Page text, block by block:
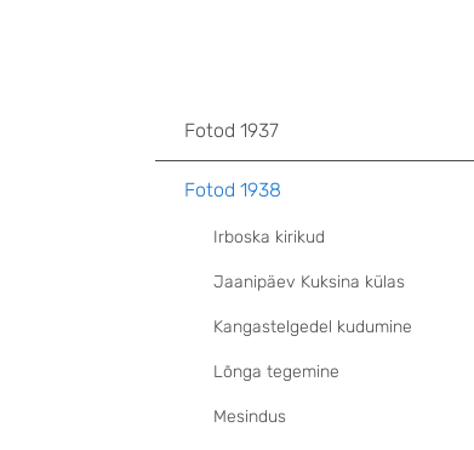
Fotod 1937
Fotod 1938
Irboska kirikud
Jaanipäev Kuksina külas
Kangastelgedel kudumine
Lõnga tegemine
Mesindus